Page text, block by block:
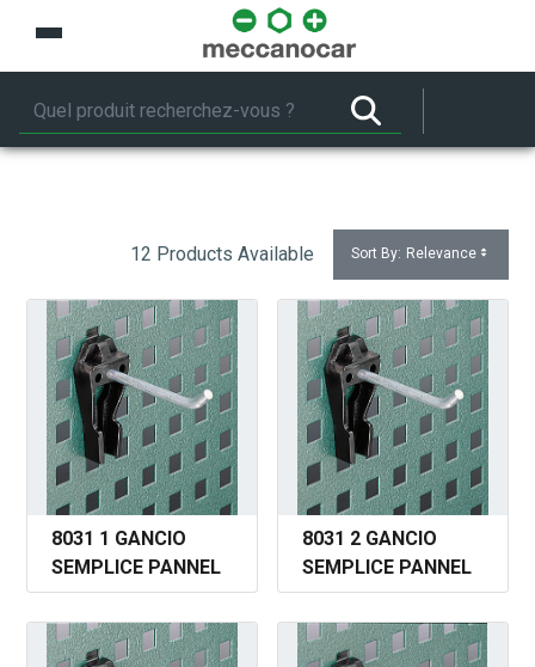
Saut au contenu principal
12 Products Available Sort By: Relevance
8031 1 GANCIO
SEMPLICE PANNEL
8031 2 GANCIO
SEMPLICE PANNEL